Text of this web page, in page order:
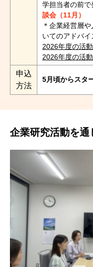
学担当者の前で
談会（11月）
＊企業経営層
いてのアドバイ
2026年度の活
2026年度の活
申込
方法
5月頃からスタ
企業研究活動を